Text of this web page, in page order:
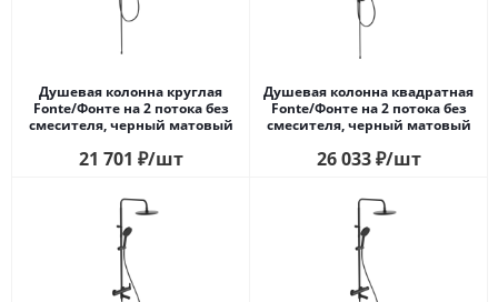
Душевая колонна круглая
Fonte/Фонте на 2 потока без
смесителя, черный матовый
21 701 ₽/шт
Душевая колонна квадратная
Fonte/Фонте на 2 потока без
смесителя, черный матовый
26 033₽/шт